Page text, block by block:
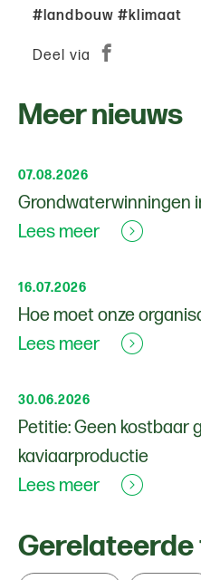
#landbouw #klimaat
Deel via
Meer nieuws
07.08.2026
Grondwaterwinningen
Lees meer
16.07.2026
Hoe moet onze
Lees meer
30.06.2026
Petitie: Geen kostbaar
kaviaarproductie
Lees meer
Gerelateerde